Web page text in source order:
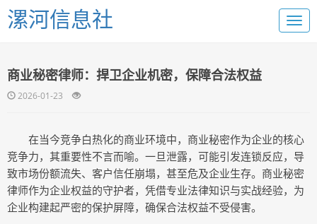
漯河信息社
商业秘密律师：捍卫企业机密，保障合法权益
2026-01-23
在当今竞争白热化的商业环境中，商业秘密作为企业的核心
竞争力，其重要性不言而喻。一旦泄露，可能引发连锁反应，导
致市场份额流失、客户信任崩塌，甚至危及企业生存。商业秘密
律师作为企业权益的守护者，凭借专业法律知识与实战经验，为
企业构建起严密的保护屏障，确保合法权益不受侵害。